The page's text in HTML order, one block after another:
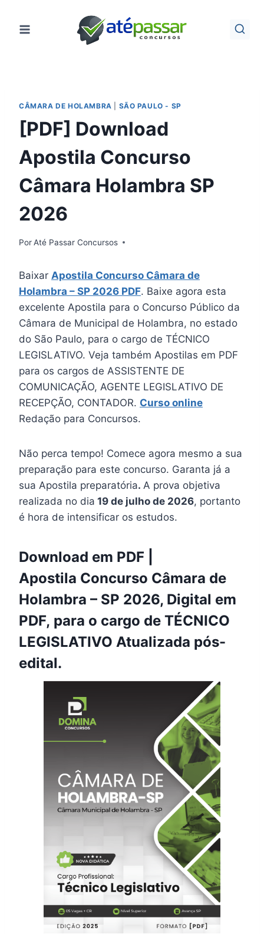
para
CÂMARA DE HOLAMBRA SÃO PAULO - SP
[PDF] Download
Apostila Concurso
Câmara Holambra SP
2026
PorAté Passar Concursos
Baixar Apostila Concurso Câmara de
Holambra – SP 2026 PDF. Baixe agora esta
excelente Apostila para o Concurso Público da
Câmara de Municipal de Holambra, no estado
do São Paulo, para o cargo de TÉCNICO
LEGISLATIVO. Veja também Apostilas em PDF
para os cargos de ASSISTENTE DE
COMUNICAÇÃO, AGENTE LEGISLATIVO DE
RECEPÇÃO, CONTADOR. Curso online
Redação para Concursos.
Não perca tempo! Comece agora mesmo a sua
preparação para este concurso. Garanta já a
sua Apostila preparatória. A prova objetiva
realizada no dia 19 de julho de 2026, portanto
é hora de intensificar os estudos.
Download em PDF |
Apostila Concurso Câmara de
Holambra – SP 2026, Digital em
PDF, para o cargo de TÉCNICO
LEGISLATIVO Atualizada pós-
edital.